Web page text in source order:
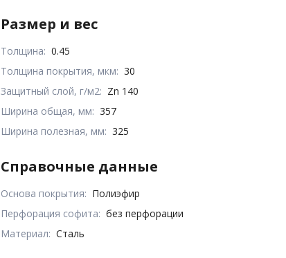
Размер и вес
Толщина: 0.45
Толщина покрытия, мкм: 30
Защитный слой, г/м2: Zn 140
Ширина общая, мм: 357
Ширина полезная, мм: 325
Справочные данные
Основа покрытия: Полиэфир
Перфорация софита: без перфорации
Материал: Сталь